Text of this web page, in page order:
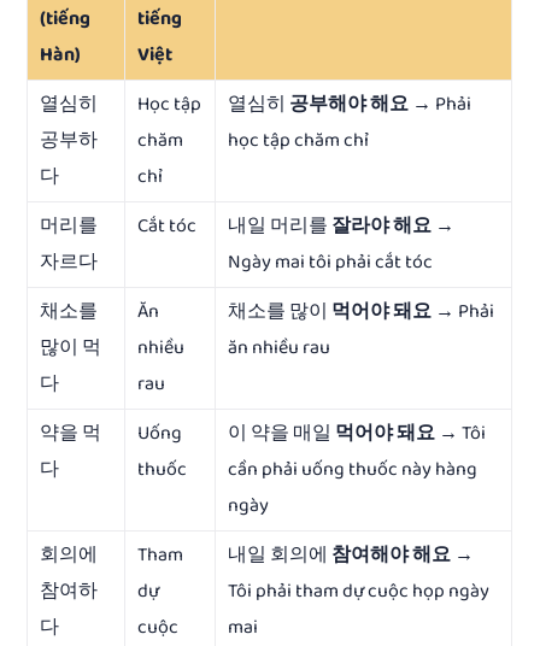
(tiếng
Hàn)
tiếng
Việt
열심히
공부하
다
Học tập
chăm
chỉ
열심히 공부해야 해요 → Phải
học tập chăm chỉ
머리를
자르다
Cắt tóc 내일 머리를 잘라야 해요 →
Ngày mai tôi phải cắt tóc
채소를
많이 먹
다
Ăn
nhiều
rau
채소를 많이 먹어야 돼요 → Phải
ăn nhiều rau
약을 먹
다
Uống
thuốc
이 약을 매일 먹어야 돼요 → Tôi
cần phải uống thuốc này hàng
ngày
회의에
참여하
다
Tham
dự
cuộc
내일 회의에 참여해야 해요 →
Tôi phải tham dự cuộc họp ngày
mai